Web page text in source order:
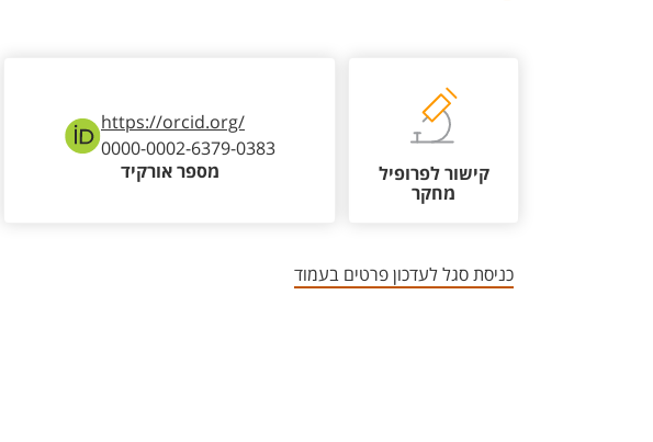
קישור לפרופיל
מחקר
https://orcid.org/
0000-0002-6379-0383
מספר אורקיד
כניסת סגל לעדכון פרטים בעמוד